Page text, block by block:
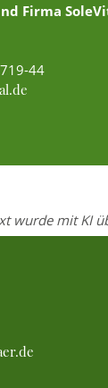
Firma
44
wurde mit KI